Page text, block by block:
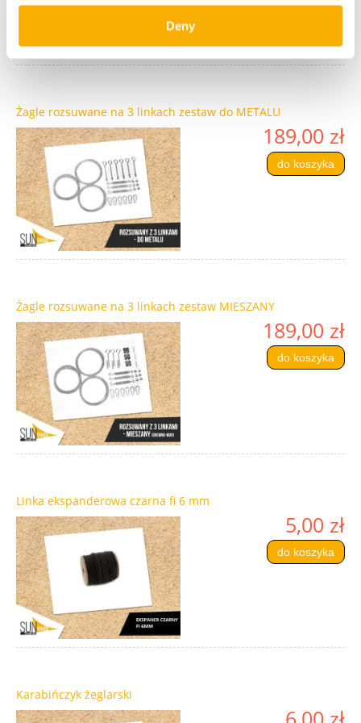
Deny
Żagle rozsuwane na 3 linkach zestaw do METALU
189,00 zł
do koszyka
Żagle rozsuwane na 3 linkach zestaw MIESZANY
189,00 zł
do koszyka
Linka ekspanderowa czarna fi 6 mm
5,00 zł
do koszyka
Karabińczyk żeglarski